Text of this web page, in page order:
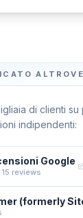
ALTROVE
di clienti su
indipendenti:
Google
15 reviews
(formerly